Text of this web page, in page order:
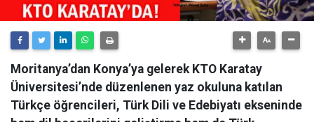
Moritanya’dan Konya’ya gelerek KTO Karatay
Üniversitesi’nde düzenlenen yaz okuluna katılan
Türkçe öğrencileri, Türk Dili ve Edebiyatı ekseninde